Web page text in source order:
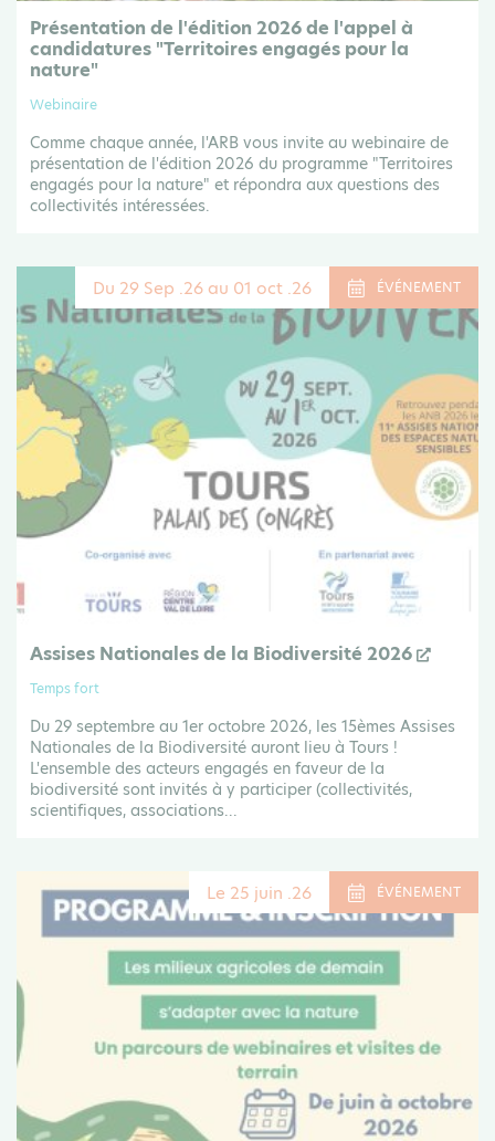
Présentation de l'édition 2026 de l'appel à
candidatures "Territoires engagés pour la
nature"
Webinaire
Comme chaque année, l'ARB vous invite au webinaire de
présentation de l'édition 2026 du programme "Territoires
engagés pour la nature" et répondra aux questions des
collectivités intéressées.
Du 29 Sep .26 au 01 oct .26 ÉVÉNEMENT
Assises Nationales de la Biodiversité 2026
Temps fort
Du 29 septembre au 1er octobre 2026, les 15èmes Assises
Nationales de la Biodiversité auront lieu à Tours !
L'ensemble des acteurs engagés en faveur de la
biodiversité sont invités à y participer (collectivités,
scientifiques, associations...
Le 25 juin .26 ÉVÉNEMENT